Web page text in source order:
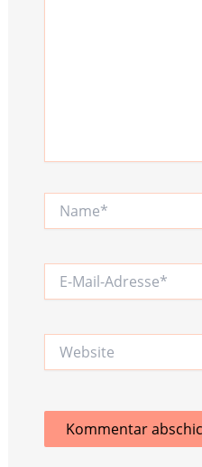
Mail-
Website